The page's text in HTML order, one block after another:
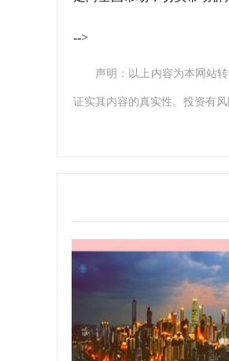
-->
声明：以上内容为本网站
证实其内容的真实性。投资有风